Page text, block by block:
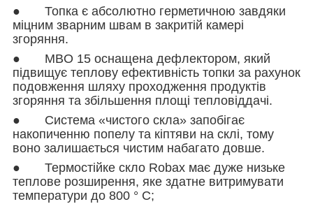
● Топка є абсолютно герметичною завдяки
міцним зварним швам в закритій камері
згоряння.
● MBO 15 оснащена дефлектором, який
підвищує теплову ефективність топки за рахунок
подовження шляху проходження продуктів
згоряння та збільшення площі тепловіддачі.
● Система «чистого скла» запобігає
накопиченню попелу та кіптяви на склі, тому
воно залишається чистим набагато довше.
● Термостійке скло Robax має дуже низьке
теплове розширення, яке здатне витримувати
температури до 800 ° C;